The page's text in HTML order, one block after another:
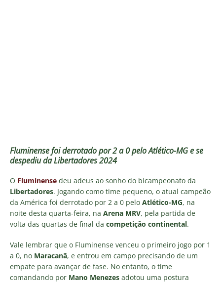
Fluminense foi derrotado por 2 a 0 pelo Atlético-MG e se
despediu da Libertadores 2024
O Fluminense deu adeus ao sonho do bicampeonato da
Libertadores. Jogando como time pequeno, o atual campeão
da América foi derrotado por 2 a 0 pelo Atlético-MG, na
noite desta quarta-feira, na Arena MRV, pela partida de
volta das quartas de final da competição continental.
Vale lembrar que o Fluminense venceu o primeiro jogo por 1
a 0, no Maracanã, e entrou em campo precisando de um
empate para avançar de fase. No entanto, o time
comandando por Mano Menezes adotou uma postura